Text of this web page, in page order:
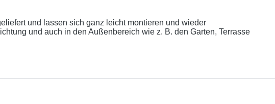
und lassen sich ganz leicht montieren und wieder
und auch in den Außenbereich wie z. B. den Garten, Terrasse